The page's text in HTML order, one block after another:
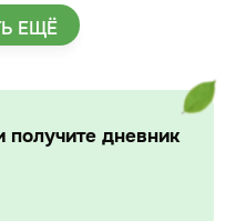
ЕЩЁ
дневник